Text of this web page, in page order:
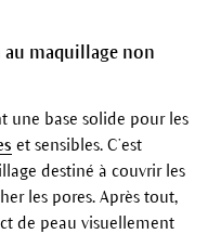
maquillage non
une base solide pour les
et sensibles. C’est
destiné à couvrir les
les pores. Après tout,
de peau visuellement